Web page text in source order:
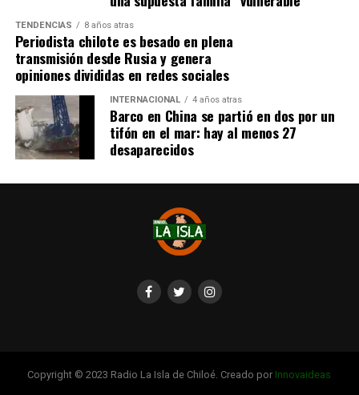
TENDENCIAS 8 años atras
Periodista chilote es besado en plena
transmisión desde Rusia y genera
opiniones divididas en redes sociales
INTERNACIONAL 4 años atras
Barco en China se partió en dos por un
tifón en el mar: hay al menos 27
desaparecidos
Copyright © 2023 Radio La Isla de Chiloé. Creado por Innovaideas